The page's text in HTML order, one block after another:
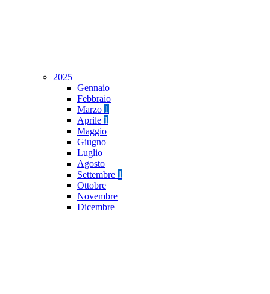
2025
Gennaio
Febbraio
Marzo 1
Aprile 1
Maggio
Giugno
Luglio
Agosto
Settembre 1
Ottobre
Novembre
Dicembre